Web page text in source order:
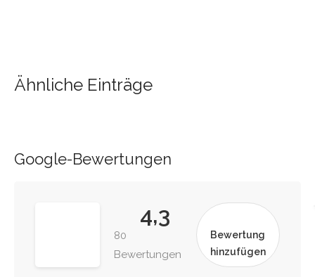
Ähnliche Einträge
Google-Bewertungen
4,3
80
Bewertungen
Bewertung
hinzufügen